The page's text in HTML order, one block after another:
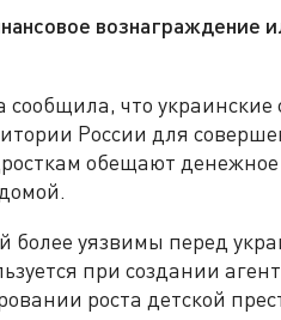
вознаграждение
что украинские
России для
обещают
более уязвимы перед
при создании
роста детской